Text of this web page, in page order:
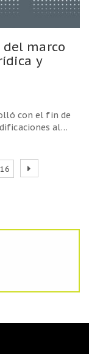
del marco
y
con el fin de
al…
16